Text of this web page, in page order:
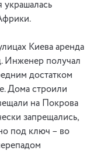
украшалась
Киева аренда
Инженер получал
достатком
Дома строили
на Покрова
запрещались,
под ключ – во